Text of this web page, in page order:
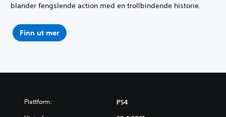
blander fengslende action med en trollbindende historie.
Finn ut mer
Plattform: PS4